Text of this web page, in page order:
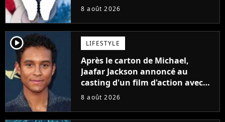
8 août 2026
player2 LIFESTYLE
Après le carton de Michael,
Jaafar Jackson annoncé au
casting d'un film d'action avec
Will Smith
8 août 2026